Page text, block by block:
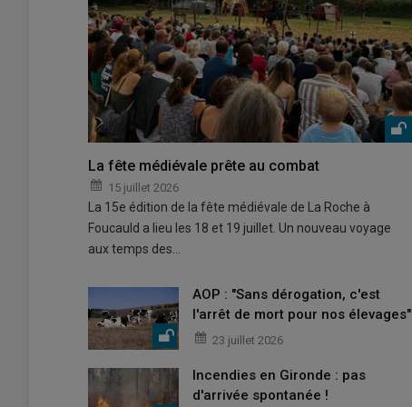
La fête médiévale prête au combat
15 juillet 2026
La 15e édition de la fête médiévale de La Roche à
Foucauld a lieu les 18 et 19 juillet. Un nouveau voyage
aux temps des…
AOP : "Sans dérogation, c'est
l'arrêt de mort pour nos élevages"
23 juillet 2026
Incendies en Gironde : pas
d'arrivée spontanée !